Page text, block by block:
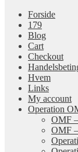
Forside
179
Blog
Cart
Checkout
Hvem
Links
My account
Operation
OMF
OMF